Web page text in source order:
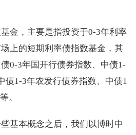
金，主要是指投资于0-3年利率
上的短期利率债指数基金，其
0-3年国开行债券指数、中债1-
债1-3年农发行债券指数、中债1
。
基本概念之后，我们以博时中